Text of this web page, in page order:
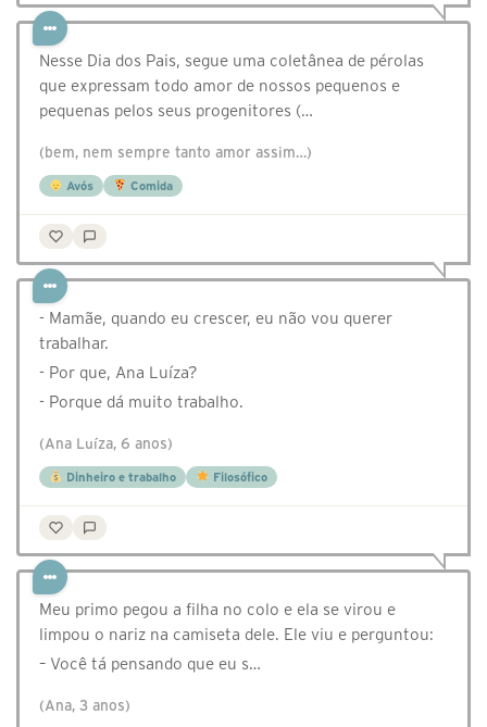
Nesse Dia dos Pais, segue uma coletânea de pérolas
que expressam todo amor de nossos pequenos e
pequenas pelos seus progenitores (…
(bem, nem sempre tanto amor assim…)
Avós Comida
- Mamãe, quando eu crescer, eu não vou querer
trabalhar.
- Por que, Ana Luíza?
- Porque dá muito trabalho.
(Ana Luíza, 6 anos)
Dinheiro e trabalho Filosófico
Meu primo pegou a filha no colo e ela se virou e
limpou o nariz na camiseta dele. Ele viu e perguntou:
– Você tá pensando que eu s…
(Ana, 3 anos)